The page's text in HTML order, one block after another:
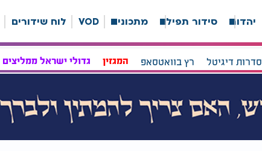
יהדות סידור תפילה מתכונים VOD לוח שידורים
סדרות דיגיטל רץ בוואטסאפ המגזין גדולי ישראל ממליצים